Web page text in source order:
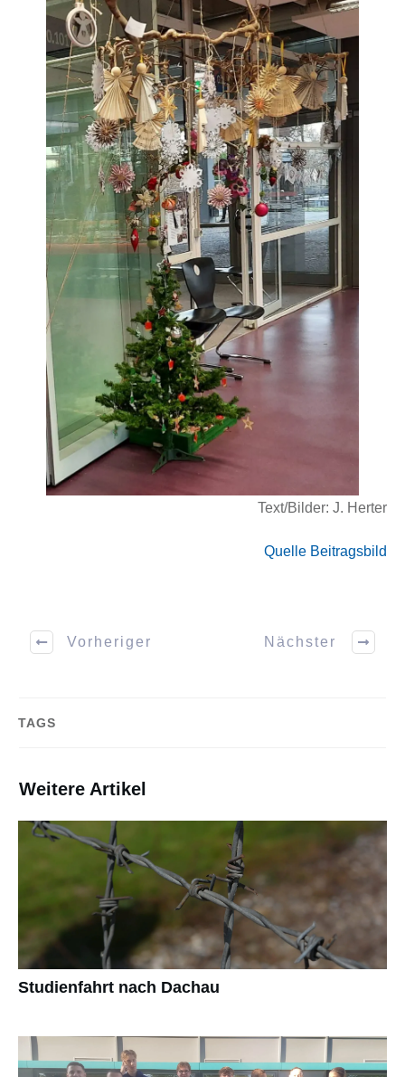
Text/Bilder: J. Herter
Quelle Beitragsbild
Vorheriger Nächster
TAGS
Weitere Artikel
Studienfahrt nach Dachau